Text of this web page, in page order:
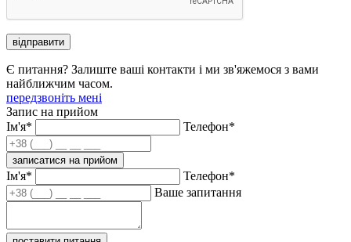
відправити
Є питання? Залиште ваші контакти і ми зв'яжемося з вами
найближчим часом.
передзвоніть мені
Запис на прийом
Ім'я*
Телефон*
записатися на прийом
Ім'я*
Телефон*
Ваше запитання